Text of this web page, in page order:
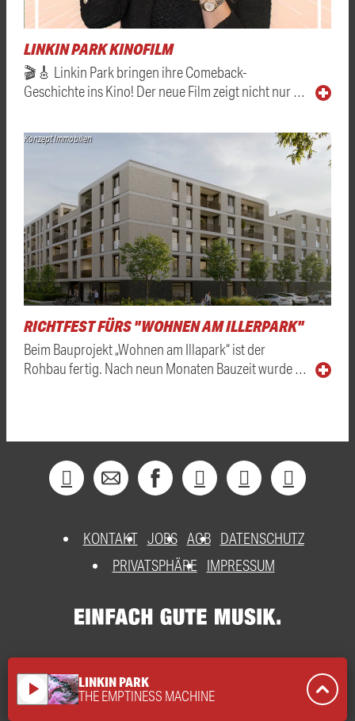
LINKIN PARK KINOFILM
🎬🎸 Linkin Park bringen ihre Comeback-
Geschichte ins Kino! Der neue Film zeigt nicht nur …
Konzept Immobilien
RICHTFEST FÜRS "WOHNEN AM ILLERPARK"
Beim Bauprojekt „Wohnen am Illapark“ ist der
Rohbau fertig. Nach neun Monaten Bauzeit wurde …
KONTAKT JOBS AGB DATENSCHUTZ
PRIVATSPHÄRE
IMPRESSUM
play_arrow LINKIN PARK
THE EMPTINESS MACHINE